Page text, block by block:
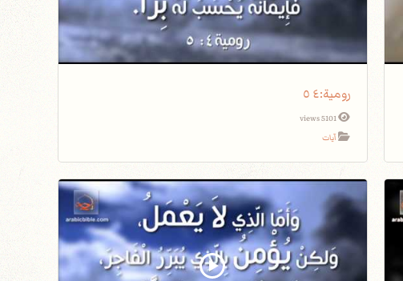
5101 views
آيات